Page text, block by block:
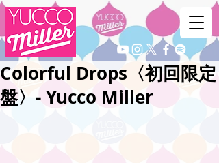
Colorful Drops〈初回限定
盤〉- Yucco Miller